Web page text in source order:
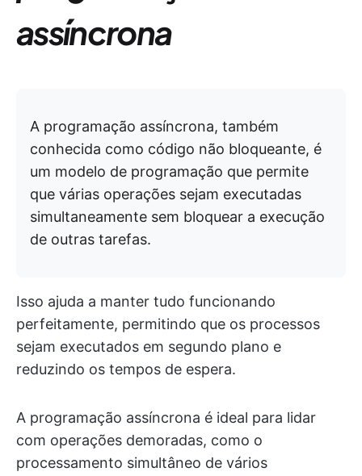
assíncrona
A programação assíncrona, também
conhecida como código não bloqueante, é
um modelo de programação que permite
que várias operações sejam executadas
simultaneamente sem bloquear a execução
de outras tarefas.
Isso ajuda a manter tudo funcionando
perfeitamente, permitindo que os processos
sejam executados em segundo plano e
reduzindo os tempos de espera.
A programação assíncrona é ideal para lidar
com operações demoradas, como o
processamento simultâneo de vários